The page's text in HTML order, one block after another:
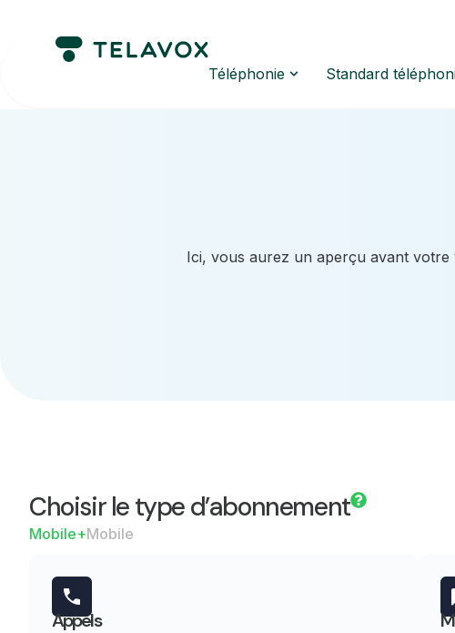
Téléphonie Standard
Ici, vous aurez un aperçu avant votre
Choisir le type d’abonnement
Mobile+Mobile
Appels